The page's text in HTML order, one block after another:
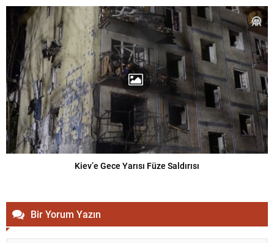
Kiev’e Gece Yarısı Füze Saldırısı
Bir Yorum Yazın